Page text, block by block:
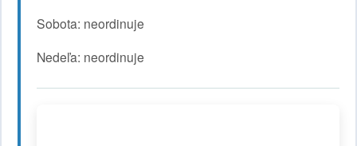
Sobota: neordinuje
Nedeľa: neordinuje